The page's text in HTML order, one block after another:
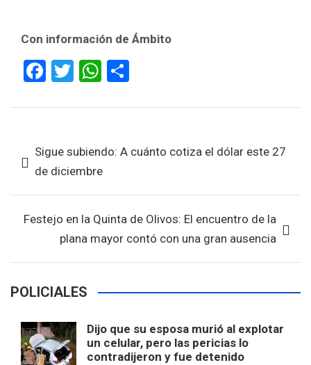
Con información de Ámbito
F
ce
o
o
k
T
tt
W
at
A
p
p
ar
de Sigue subiendo: A cuánto cotiza el dólar este 27
de diciembre
Festejo en la Quinta de Olivos: El encuentro de la
plana mayor contó con una gran ausencia
POLICIALES
Dijo que su esposa murió al explotar
un celular, pero las pericias lo
contradijeron y fue detenido